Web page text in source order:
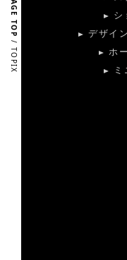
/ TOPIX
シ
デザイ
ホ